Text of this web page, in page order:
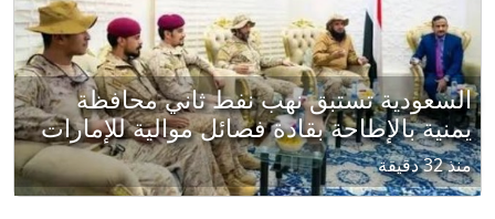
السعودية تستبق نهب نفط ثاني محافظة
يمنية بالإطاحة بقادة فصائل موالية للإمارات
منذ 32 دقيقة